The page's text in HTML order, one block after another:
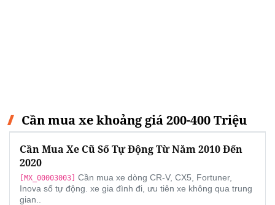
Cần mua xe khoảng giá 200-400 Triệu
Cần Mua Xe Cũ Số Tự Động Từ Năm 2010 Đến
2020
[MX_00003003] Cần mua xe dòng CR-V, CX5, Fortuner,
Inova số tự động. xe gia đình đi, ưu tiên xe không qua trung
gian..